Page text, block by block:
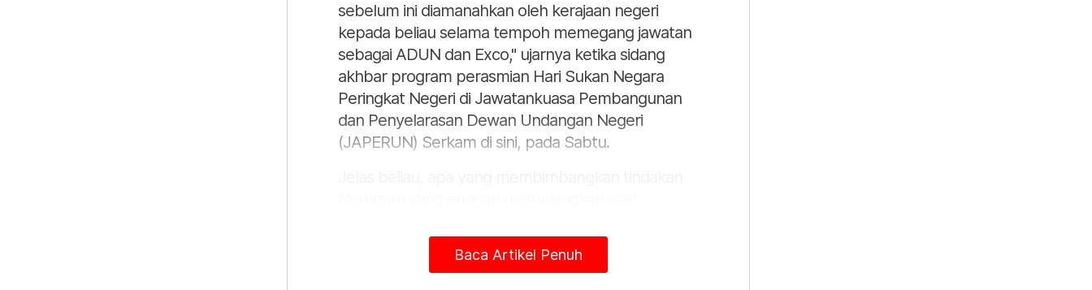
sebelum ini diamanahkan oleh kerajaan negeri
kepada beliau selama tempoh memegang jawatan
sebagai ADUN dan Exco," ujarnya ketika sidang
akhbar program perasmian Hari Sukan Negara
Peringkat Negeri di Jawatankuasa Pembangunan
dan Penyelarasan Dewan Undangan Negeri
(JAPERUN) Serkam di sini, pada Sabtu.
usaha kerajaan negeri untuk mengharmoni dan
mensejahterakan rakyat.
Baca Artikel Penuh